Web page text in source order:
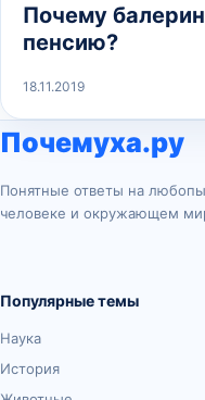
Почему
пенсию?
18.11.2019
Почемуха.ру
Понятные ответы на
человеке и окружающем
Популярные темы
Наука
История